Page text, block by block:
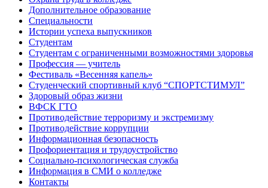
Дополнительное образование
Специальности
Истории успеха выпускников
Студентам
Студентам с ограниченными возможностями здоровья
Профессия — учитель
Фестиваль «Весенняя капель»
Студенческий спортивный клуб “СПОРТСТИМУЛ”
Здоровый образ жизни
ВФСК ГТО
Противодействие терроризму и экстремизму
Противодействие коррупции
Информационная безопасность
Профориентация и трудоустройство
Социально-психологическая служба
Информация в СМИ о колледже
Контакты